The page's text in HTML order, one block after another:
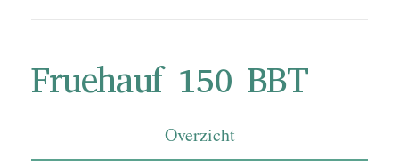
Fruehauf 150 BBT
Overzicht